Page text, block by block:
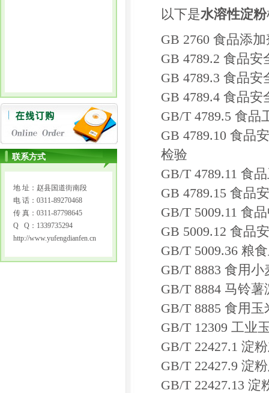
联系方式
地 址：赵县国道街南段
电 话：0311-89270468
传 真：0311-87798645
Q Q：1339735294
http://www.yufengdianfen.cn
以下是水溶性淀粉
GB 2760 食品添
GB 4789.2 食品
GB 4789.3 食品
GB 4789.4 食品
GB/T 4789.5 食
GB 4789.10 食品
检验
GB/T 4789.11 食
GB 4789.15 食品
GB/T 5009.11 食
GB 5009.12 食品
GB/T 5009.36 粮
GB/T 8883 食用小
GB/T 8884 马铃薯
GB/T 8885 食用玉
GB/T 12309 工业
GB/T 22427.1 淀
GB/T 22427.9 淀
GB/T 22427.13